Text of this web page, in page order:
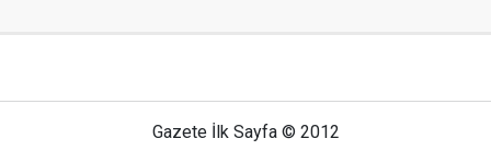
Gazete İlk Sayfa © 2012